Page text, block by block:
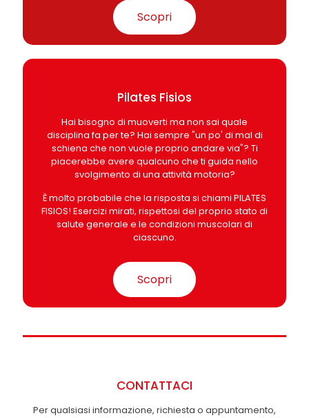
Scopri
Pilates Fisios
Hai bisogno di muoverti ma non sai quale
disciplina fa per te? Hai sempre "un po' di mal di
schiena che non vuole proprio andare via"? Ti
piacerebbe avere qualcuno che ti guida nello
svolgimento di una attività motoria?
È molto probabile che la risposta si chiami PILATES
FISIOS! Esercizi mirati, rispettosi del proprio stato di
salute generale e le condizioni muscolari di
ciascuno.
Scopri
CONTATTACI
Per qualsiasi informazione, richiesta o appuntamento,